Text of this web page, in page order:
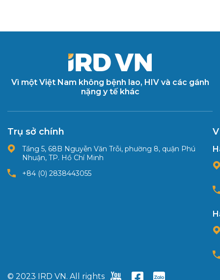
Vì một Việt Nam không bệnh lao, HIV và các gánh
nặng y tế khác
Trụ sở chính
Tầng 5, 68B Nguyễn Văn Trỗi, phường 8, quận Phú
Nhuận, TP. Hồ Chí Minh
+84 (0) 2838443055
© 2023 IRD VN. All rights